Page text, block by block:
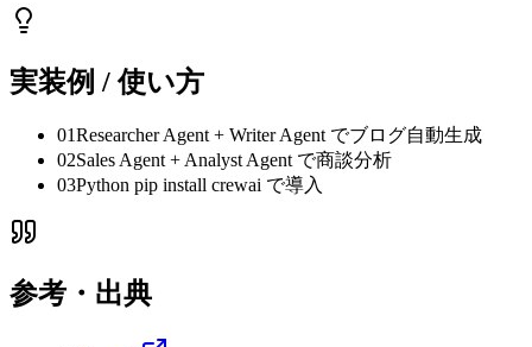
実装例 / 使い方
01Researcher Agent + Writer Agent でブログ自動生成
02Sales Agent + Analyst Agent で商談分析
03Python pip install crewai で導入
参考・出典